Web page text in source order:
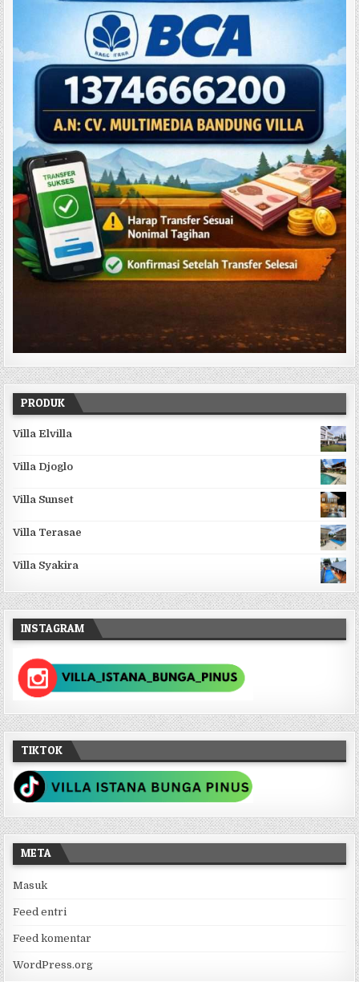
PRODUK
Villa Elvilla
Villa Djoglo
Villa Sunset
Villa Terasae
Villa Syakira
INSTAGRAM
TIKTOK
META
Masuk
Feed entri
Feed komentar
WordPress.org